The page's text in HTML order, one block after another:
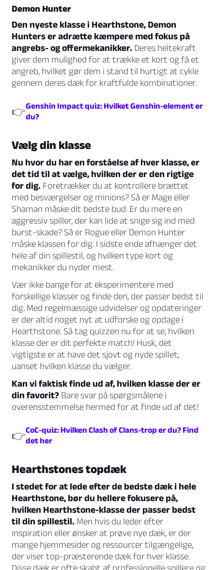
Demon Hunter
Den nyeste klasse i Hearthstone, Demon
Hunters er adrætte kæmpere med fokus på
angrebs- og offermekanikker. Deres heltekraft
giver dem mulighed for at trække et kort og få et
angreb, hvilket gør dem i stand til hurtigt at cykle
gennem deres dæk for kraftfulde kombinationer.
👉 Genshin Impact quiz: Hvilket Genshin-element er
du?
Vælg din klasse
Nu hvor du har en forståelse af hver klasse, er
det tid til at vælge, hvilken der er den rigtige
for dig. Foretrækker du at kontrollere brættet
med besværgelser og minions? Så er Mage eller
Shaman måske dit bedste bud. Er du mere en
aggressiv spiller, der kan lide at snige sig ind med
burst-skade? Så er Rogue eller Demon Hunter
måske klassen for dig. I sidste ende afhænger det
hele af din spillestil, og hvilken type kort og
mekanikker du nyder mest.
Vær ikke bange for at eksperimentere med
forskellige klasser og finde den, der passer bedst til
dig. Med regelmæssige udvidelser og opdateringer
er der altid noget nyt at udforske og opdage i
Hearthstone. Så tag quizzen nu for at se, hvilken
klasse der er dit perfekte match! Husk, det
vigtigste er at have det sjovt og nyde spillet,
uanset hvilken klasse du vælger.
Kan vi faktisk finde ud af, hvilken klasse der er
din favorit? Bare svar på spørgsmålene i
overensstemmelse hermed for at finde ud af det!
👉 CoC-quiz: Hvilken Clash of Clans-trop er du? Find
det her
Hearthstones topdæk
I stedet for at lede efter de bedste dæk i hele
Hearthstone, bør du hellere fokusere på,
hvilken Hearthstone-klasse der passer bedst
til din spillestil. Men hvis du leder efter
inspiration eller ønsker at prøve nye dæk, er der
mange hjemmesider og ressourcer tilgængelige,
der viser top-præsterende dæk for hver klasse.